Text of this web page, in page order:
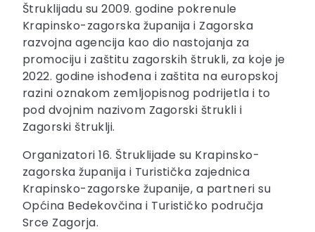
Štruklijadu su 2009. godine pokrenule
Krapinsko-zagorska županija i Zagorska
razvojna agencija kao dio nastojanja za
promociju i zaštitu zagorskih štrukli, za koje je
2022. godine ishođena i zaštita na europskoj
razini oznakom zemljopisnog podrijetla i to
pod dvojnim nazivom Zagorski štrukli i
Zagorski štruklji.
Organizatori 16. Štruklijade su Krapinsko-
zagorska županija i Turistička zajednica
Krapinsko-zagorske županije, a partneri su
Općina Bedekovčina i Turističko područja
Srce Zagorja.